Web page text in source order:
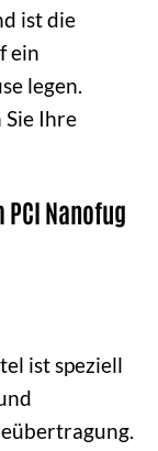
ist die
ein
legen.
Ihre
PCI Nanofug
ist speziell